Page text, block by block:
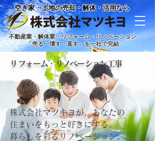
空き家・土地の売却・解体・活用なら
不動産業・解体業・リフォーム・リノベーション
「売る・壊す・直す」を一社で完結
​リフォーム・リノベーション工事
株式会社マツキヨが、あなたの
住まいをもっと好きにする。
暮らしを彩るリノベーション。